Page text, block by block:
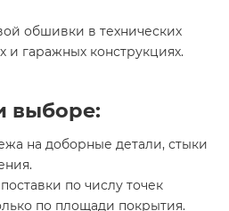
обшивки в технических
и гаражных конструкциях.
выборе:
на доборные детали, стыки
по числу точек
по площади покрытия.